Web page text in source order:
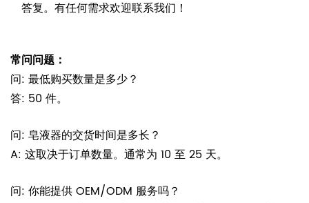
答复。有任何需求欢迎联系我们！
常问问题：
问: 最低购买数量是多少？
答: 50 件。
问: 皂液器的交货时间是多长？
A: 这取决于订单数量。通常为 10 至 25 天。
问: 你能提供 OEM/ODM 服务吗？